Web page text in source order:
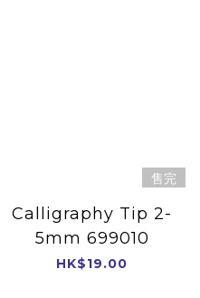
售完
Calligraphy Tip 2-
5mm 699010
HK$19.00